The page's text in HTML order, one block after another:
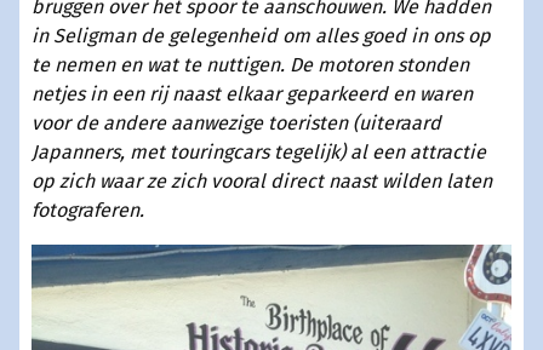
bruggen over het spoor te aanschouwen. We hadden
in Seligman de gelegenheid om alles goed in ons op
te nemen en wat te nuttigen. De motoren stonden
netjes in een rij naast elkaar geparkeerd en waren
voor de andere aanwezige toeristen (uiteraard
Japanners, met touringcars tegelijk) al een attractie
op zich waar ze zich vooral direct naast wilden laten
fotograferen.